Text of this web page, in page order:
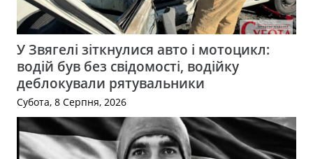
У Звягелі зіткнулися авто і мотоцикл:
водій був без свідомості, водійку
деблокували рятувальники
Субота, 8 Серпня, 2026